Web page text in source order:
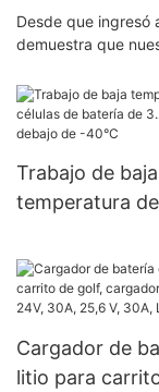
Desde que ingresó
demuestra que
Trabajo de baja
temperatura
Lifepo4 debajo
Cargador de
litio para